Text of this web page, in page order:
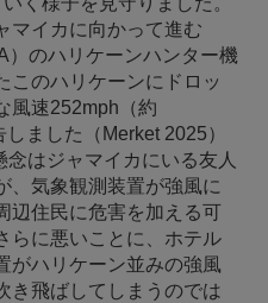
マイカに向かって進む
）のハリケーンハンター機
このハリケーンにドロッ
風速252mph（約
ました（Merket 2025）
はジャマイカにいる友人
、気象観測装置が強風に
辺住民に危害を加える可
らに悪いことに、ホテル
がハリケーン並みの強風
き飛ばしてしまうのでは